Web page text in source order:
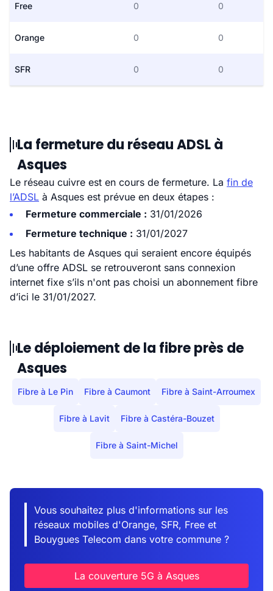
Free 0 0
Orange 0 0
SFR 0 0
La fermeture du réseau ADSL à
Asques
Le réseau cuivre est en cours de fermeture. La fin de
l’ADSL à Asques est prévue en deux étapes :
Fermeture commerciale : 31/01/2026
Fermeture technique : 31/01/2027
Les habitants de Asques qui seraient encore équipés
d’une offre ADSL se retrouveront sans connexion
internet fixe s’ils n'ont pas choisi un abonnement fibre
d’ici le 31/01/2027.
Le déploiement de la fibre près de
Asques
Fibre à Le Pin Fibre à Caumont Fibre à Saint-Arroumex
Fibre à Lavit Fibre à Castéra-Bouzet
Fibre à Saint-Michel
Vous souhaitez plus d'informations sur les
réseaux mobiles d'Orange, SFR, Free et
Bouygues Telecom dans votre commune ?
La couverture 5G à Asques